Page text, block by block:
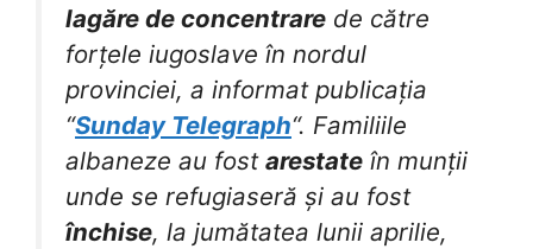
lagăre de concentrare de către
forțele iugoslave în nordul
provinciei, a informat publicația
“Sunday Telegraph“. Familiile
albaneze au fost arestate în munții
unde se refugiaseră și au fost
închise, la jumătatea lunii aprilie,